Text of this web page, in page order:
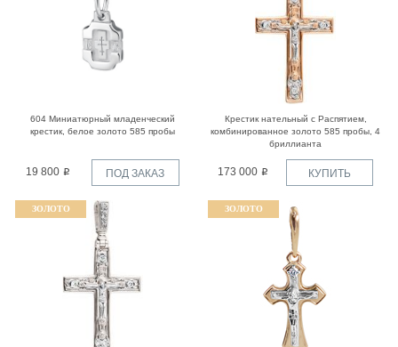
604 Миниатюрный младенческий
крестик, белое золото 585 пробы
19 800 ПОД ЗАКАЗ
Крестик нательный с Распятием,
комбинированное золото 585 пробы, 4
бриллианта
173 000 КУПИТЬ
ЗОЛОТО ЗОЛОТО